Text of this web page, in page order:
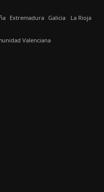
Extremadura Galicia La Rioja
Valenciana